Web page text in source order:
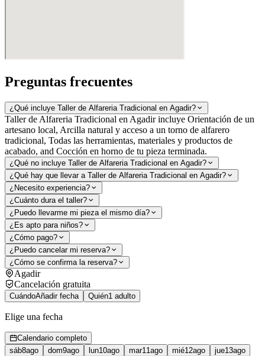
Preguntas frecuentes
¿Qué incluye Taller de Alfareria Tradicional en Agadir?
Taller de Alfareria Tradicional en Agadir incluye Orientación de un
artesano local, Arcilla natural y acceso a un torno de alfarero
tradicional, Todas las herramientas, materiales y productos de
acabado, and Cocción en horno de tu pieza terminada.
¿Qué no incluye Taller de Alfareria Tradicional en Agadir?
¿Qué hay que llevar a Taller de Alfareria Tradicional en Agadir?
¿Necesito experiencia?
¿Cuánto dura el taller?
¿Puedo llevarme mi pieza el mismo día?
¿Es apto para niños?
¿Cómo pago?
¿Puedo cancelar mi reserva?
¿Cómo se confirma la reserva?
Agadir
Cancelación gratuita
CuándoAñadir fecha Quién1 adulto
Elige una fecha
Calendario completo
sáb8ago dom9ago lun10ago mar11ago mié12ago jue13ago